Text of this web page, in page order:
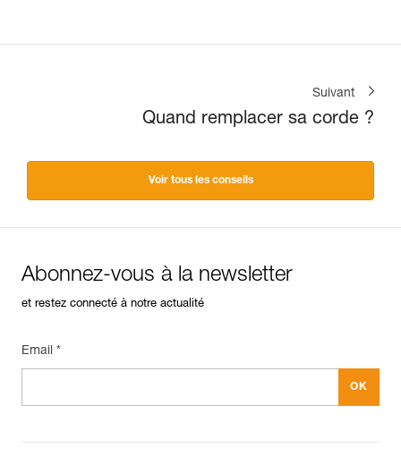
Suivant
Quand remplacer sa corde ?
Voir tous les conseils
Abonnez-vous à la newsletter
et restez connecté à notre actualité
Email *